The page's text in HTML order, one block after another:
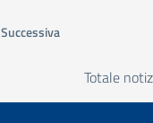
Successiva
Totale